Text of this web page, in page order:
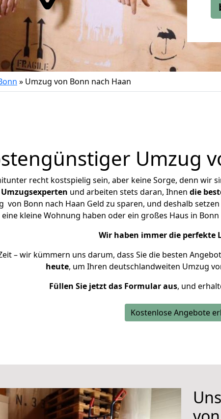
» Umzug von Bonn nach Haan
Umzug
recht kostspielig sein, aber keine Sorge, denn wir
und arbeiten stets daran, Ihnen die
von Bonn nach Haan Geld zu sparen, und deshalb
eine kleine Wohnung haben oder ein großes Haus in
Wir haben immer die perfekte
– wir kümmern uns darum, dass Sie die besten
heute, um Ihren deutschlandweiten Umzug
Füllen Sie jetzt das Formular aus, und
Kostenlose Angebote